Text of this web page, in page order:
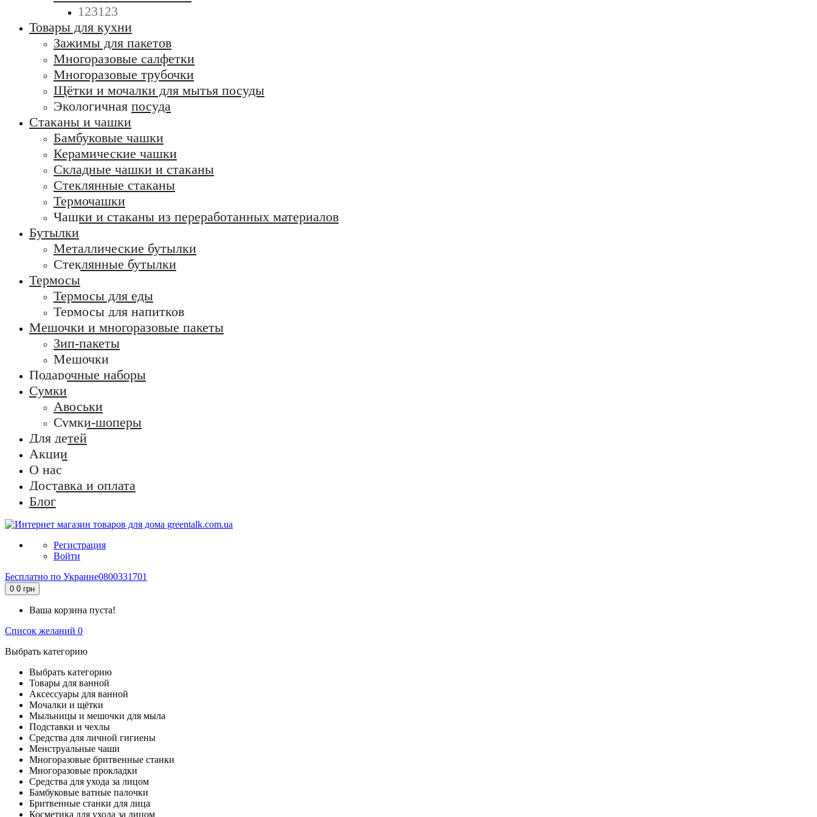
123123
Товары для кухни
Зажимы для пакетов
Многоразовые салфетки
Многоразовые трубочки
Щётки и мочалки для мытья посуды
Экологичная посуда
Стаканы и чашки
Бамбуковые чашки
Керамические чашки
Складные чашки и стаканы
Стеклянные стаканы
Термочашки
Чашки и стаканы из переработанных материалов
Бутылки
Металлические бутылки
Стеклянные бутылки
Термосы
Термосы для еды
Термосы для напитков
Мешочки и многоразовые пакеты
Зип-пакеты
Мешочки
Подарочные наборы
Сумки
Авоськи
Сумки-шоперы
Для детей
Акции
О нас
Доставка и оплата
Блог
Регистрация
Войти
Бесплатно по Украине0800331701
0 0 грн
Ваша корзина пуста!
Список желаний 0
Выбрать категорию
Выбрать категорию
Товары для ванной
Аксессуары для ванной
Мочалки и щётки
Мыльницы и мешочки для мыла
Подставки и чехлы
Средства для личной гигиены
Менструальные чаши
Многоразовые бритвенные станки
Многоразовые прокладки
Средства для ухода за лицом
Бамбуковые ватные палочки
Бритвенные станки для лица
Косметика для ухода за лицом